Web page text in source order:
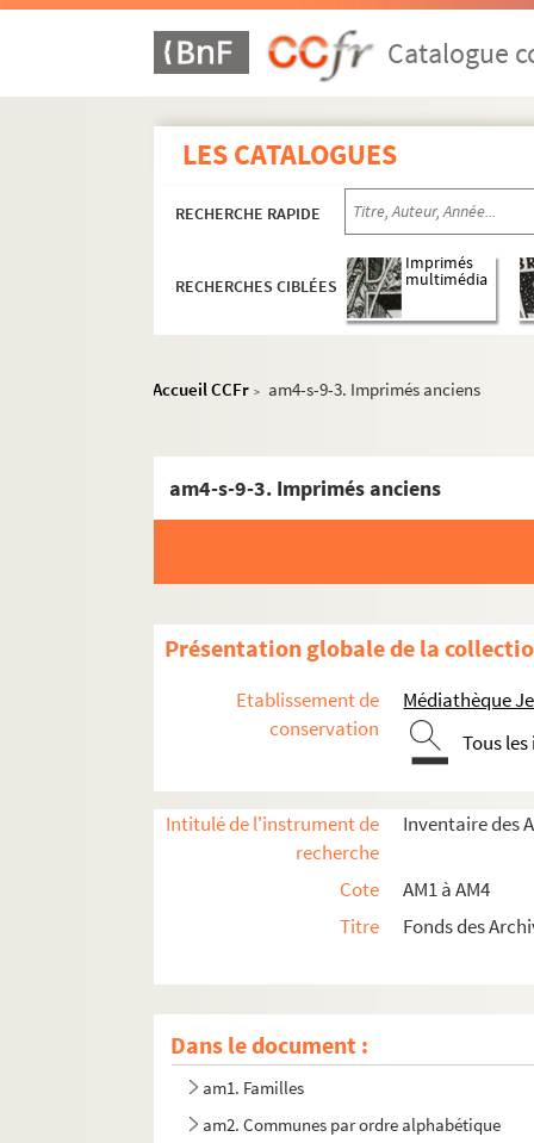
Catalogue
LES CATALOGUES
RECHERCHE RAPIDE
RECHERCHES CIBLÉES
Imprimés
multimédia
Accueil CCFr > am4-s-9-3. Imprimés anciens
am4-s-9-3. Imprimés anciens
Présentation globale de la
Etablissement de
conservation
Médiathèque
Tous
Intitulé de l'instrument de
recherche
Inventaire des
Cote
AM1 à AM4
Titre
Fonds des
Dans le document :
am1. Familles
am2. Communes par ordre alphabétique